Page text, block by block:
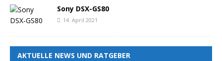
Sony DSX-GS80
14. April 2021
AKTUELLE NEWS UND RATGEBER